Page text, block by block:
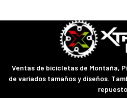
Ventas de bicicletas de Montaña,
de variados tamaños y diseños.